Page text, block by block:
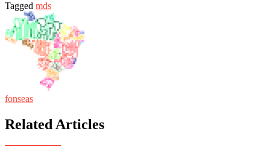
Tagged mds
fonseas
Related Articles